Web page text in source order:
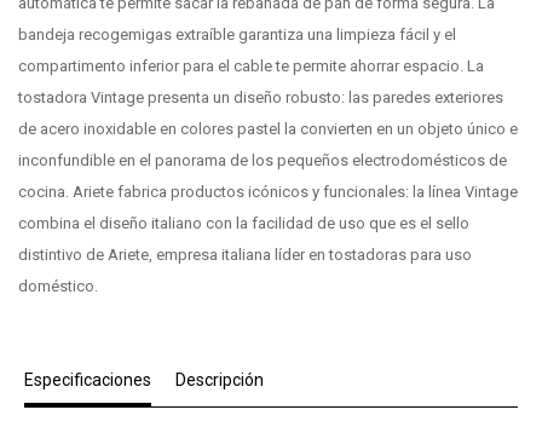
bandeja recogemigas extraíble garantiza una limpieza fácil y el
compartimento inferior para el cable te permite ahorrar espacio. La
tostadora Vintage presenta un diseño robusto: las paredes exteriores
de acero inoxidable en colores pastel la convierten en un objeto único e
inconfundible en el panorama de los pequeños electrodomésticos de
cocina. Ariete fabrica productos icónicos y funcionales: la línea Vintage
combina el diseño italiano con la facilidad de uso que es el sello
distintivo de Ariete, empresa italiana líder en tostadoras para uso
doméstico.
Especificaciones Descripción